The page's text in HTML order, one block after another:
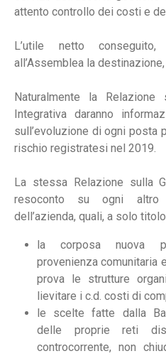
attento controllo dei costi e
L’utile netto
all’Assemblea la
Naturalmente la
Integrativa daranno
sull’evoluzione di ogni posta
rischio registratesi nel 2019.
La stessa Relazione sulla
resoconto su ogni altro
dell’azienda, quali, a solo
la corposa nuova
provenienza comunitaria
prova le strutture
lievitare i c.d. costi di
le scelte fatte dalla
delle proprie reti
controcorrente, non